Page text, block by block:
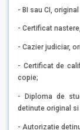
- BI sau CI,
- Certificat
- Cazier judiciar,
- Certificat de
copie;
- Diploma de
detinute original si
- Autorizatie